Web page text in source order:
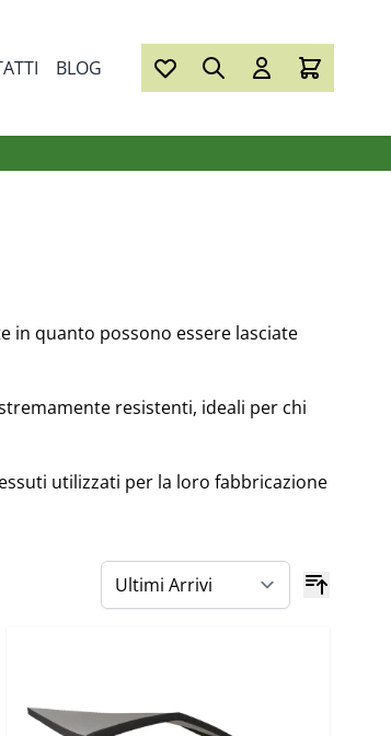
BLOG
quanto possono essere lasciate
resistenti, ideali per chi
utilizzati per la loro fabbricazione